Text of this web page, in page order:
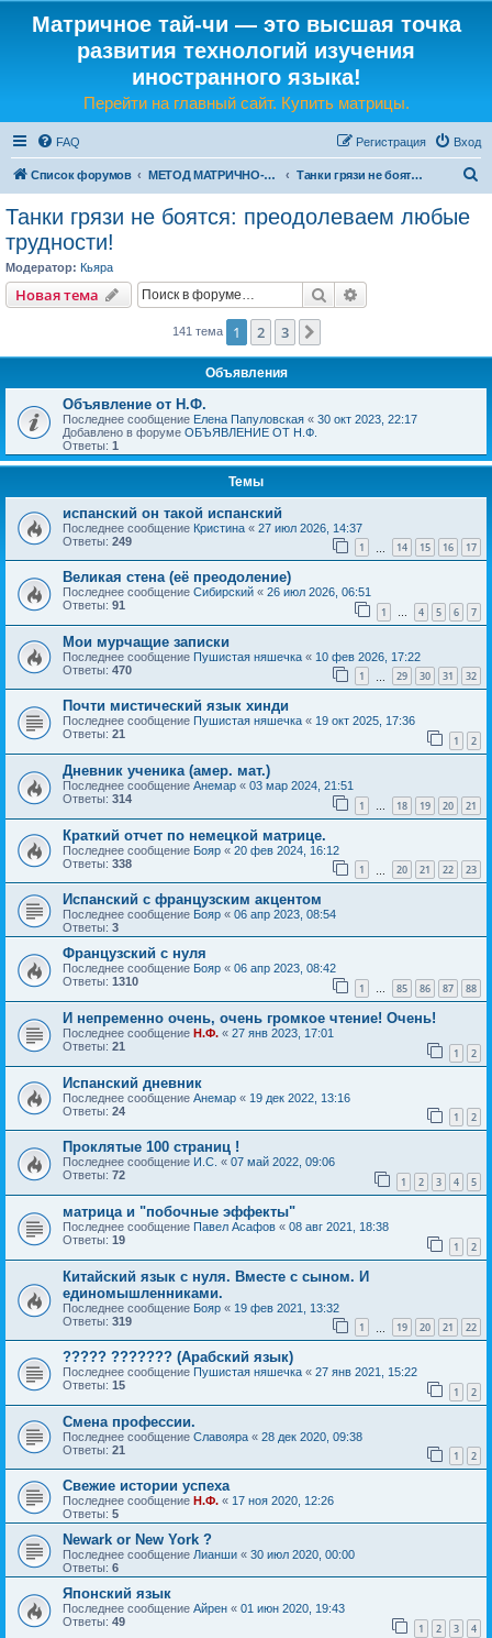
Матричное тай-чи — это высшая точка
развития технологий изучения
иностранного языка!
Перейти на главный сайт. Купить матрицы.
FAQ Вход
Регистрация
Список форумов МЕТОД МАТРИЧНО-ЯЗЫКОВОГО ТАЙ-ЧИ Танки грязи не боятся: преодолеваем любые трудности!
Танки грязи не боятся: преодолеваем любые
трудности!
Модератор: Кьяра
Новая тема Поиск
141 тема 1 2 3
Объявления
Объявление от Н.Ф.
Последнее сообщение Елена Папуловская « 30 окт 2023, 22:17
Добавлено в форуме ОБЪЯВЛЕНИЕ ОТ Н.Ф.
Ответы: 1
Темы
испанский он такой испанский
Последнее сообщение Кристина « 27 июл 2026, 14:37
Ответы: 249 1 14 15 16 17
Великая стена (еë преодоление)
Последнее сообщение Сибирский « 26 июл 2026, 06:51
Ответы: 91 1 … 4 5 6 7
Мои мурчащие записки
Последнее сообщение Пушистая няшечка « 10 фев 2026, 17:22
Ответы: 470 1 29 30 31 32
Почти мистический язык хинди
Последнее сообщение Пушистая няшечка « 19 окт 2025, 17:36
Ответы: 21 1 2
Дневник ученика (амер. мат.)
Последнее сообщение Анемар « 03 мар 2024, 21:51
Ответы: 314 1 … 18 19 20 21
Краткий отчет по немецкой матрице.
Последнее сообщение Бояр « 20 фев 2024, 16:12
Ответы: 338 1 20 21 22 23
Испанский с французским акцентом
Последнее сообщение Бояр « 06 апр 2023, 08:54
Ответы: 3
Французский с нуля
Последнее сообщение Бояр « 06 апр 2023, 08:42
Ответы: 1310 1 … 85 86 87 88
И непременно очень, очень громкое чтение! Очень!
Последнее сообщение Н.Ф. « 27 янв 2023, 17:01
Ответы: 21 1 2
Испанский дневник
Последнее сообщение Анемар « 19 дек 2022, 13:16
Ответы: 24 1 2
Проклятые 100 страниц !
Последнее сообщение И.С. « 07 май 2022, 09:06
Ответы: 72 1 2 3 4 5
матрица и "побочные эффекты"
Последнее сообщение Павел Асафов « 08 авг 2021, 18:38
Ответы: 19 1 2
Китайский язык с нуля. Вместе с сыном. И
единомышленниками.
Последнее сообщение Бояр « 19 фев 2021, 13:32
Ответы: 319 1 19 20 21 22
????? ??????? (Арабский язык)
Последнее сообщение Пушистая няшечка « 27 янв 2021, 15:22
Ответы: 15 1 2
Смена профессии.
Последнее сообщение Славояра « 28 дек 2020, 09:38
Ответы: 21 1 2
Свежие истории успеха
Последнее сообщение Н.Ф. « 17 ноя 2020, 12:26
Ответы: 5
Newark or New York ?
Последнее сообщение Лианши « 30 июл 2020, 00:00
Ответы: 6
Японский язык
Последнее сообщение Айрен « 01 июн 2020, 19:43
Ответы: 49 1 2 3 4